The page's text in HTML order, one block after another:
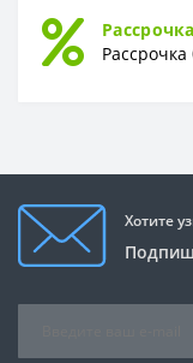
Рассрочка
Хотите